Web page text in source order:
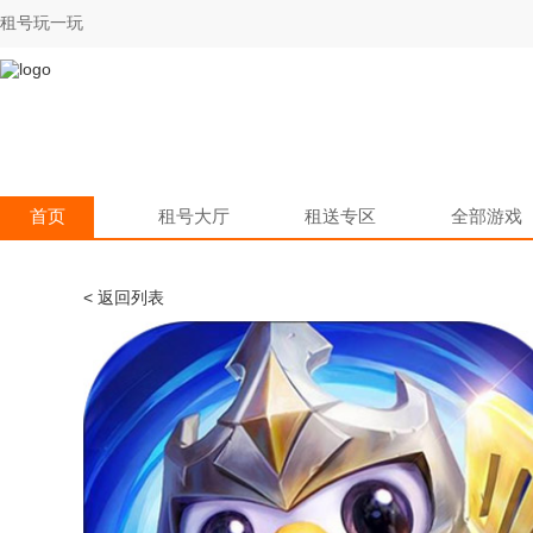
租号玩一玩
首页 租号大厅 租送专区 全部游戏
< 返回列表